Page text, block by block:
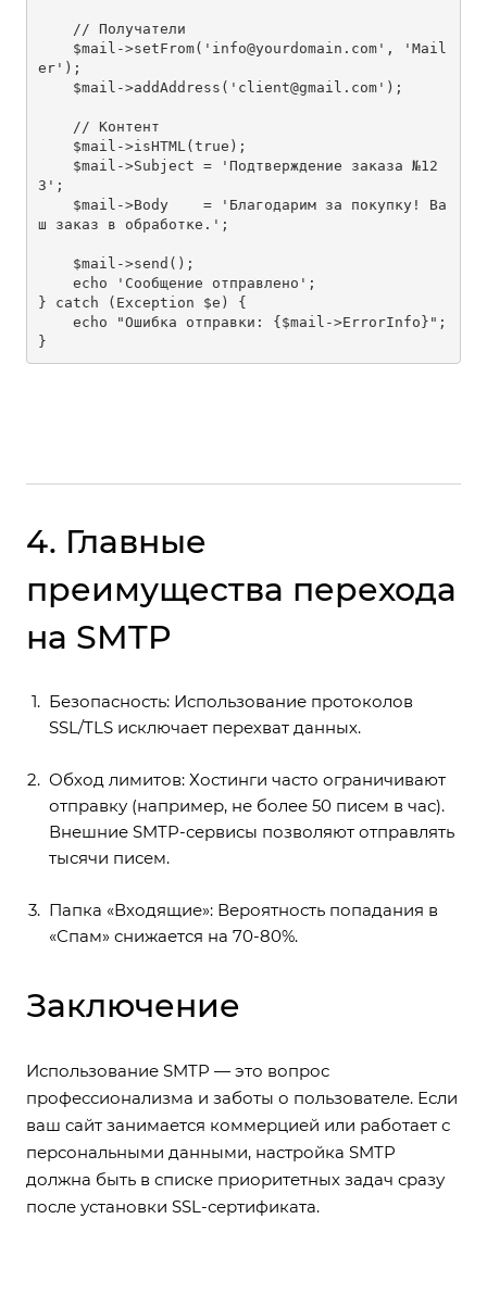
er');
3';
ш заказ в обработке.';
} catch (Exception $e) {
4. Главные
преимущества перехода
на SMTP
Безопасность: Использование протоколов
SSL/TLS исключает перехват данных.
Обход лимитов: Хостинги часто ограничивают
отправку (например, не более 50 писем в час).
Внешние SMTP-сервисы позволяют отправлять
тысячи писем.
Папка «Входящие»: Вероятность попадания в
«Спам» снижается на 70-80%.
Заключение
Использование SMTP — это вопрос
профессионализма и заботы о пользователе. Если
ваш сайт занимается коммерцией или работает с
персональными данными, настройка SMTP
должна быть в списке приоритетных задач сразу
после установки SSL-сертификата.